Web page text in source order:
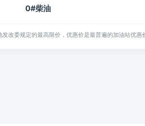
0#柴油
发改委规定的最高限价，优惠价是最普遍的加油站优惠